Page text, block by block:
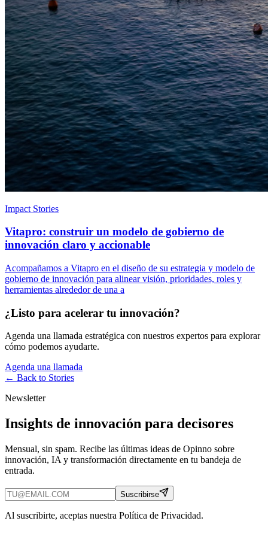
Impact Stories
Vitapro: construir un modelo de gobierno de
innovación claro y accionable
Acompañamos a Vitapro en el diseño de su estrategia y modelo de
gobierno de innovación para alinear visión, prioridades, roles y
herramientas alrededor de una a
¿Listo para acelerar tu innovación?
Agenda una llamada estratégica con nuestros expertos para explorar
cómo podemos ayudarte.
Agenda una llamada
← Back to Stories
Newsletter
Insights de innovación para decisores
Mensual, sin spam. Recibe las últimas ideas de Opinno sobre
innovación, IA y transformación directamente en tu bandeja de
entrada.
Suscribirse
Al suscribirte, aceptas nuestra Política de Privacidad.